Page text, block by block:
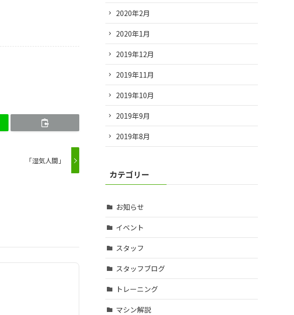
「湿気人間」
2020年2月
2020年1月
2019年12月
2019年11月
2019年10月
2019年9月
2019年8月
カテゴリー
お知らせ
イベント
スタッフ
スタッフブログ
トレーニング
マシン解説